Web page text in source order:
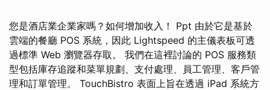
您是酒店業企業家嗎？如何增加收入！ Ppt 由於它是基於
雲端的餐廳 POS 系統，因此 Lightspeed 的主儀表板可透
過標準 Web 瀏覽器存取。 我們在這裡討論的 POS 服務類
型包括庫存追蹤和菜單規劃、支付處理、員工管理、客戶管
理和訂單管理。 TouchBistro 表面上旨在透過 iPad 系統方